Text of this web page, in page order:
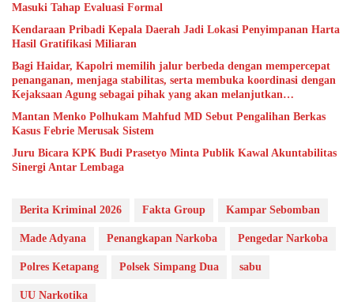
Masuki Tahap Evaluasi Formal
Kendaraan Pribadi Kepala Daerah Jadi Lokasi Penyimpanan Harta
Hasil Gratifikasi Miliaran
Bagi Haidar, Kapolri memilih jalur berbeda dengan mempercepat
penanganan, menjaga stabilitas, serta membuka koordinasi dengan
Kejaksaan Agung sebagai pihak yang akan melanjutkan
untuk mempercepat penyelesaian, mengembangkan alat bukti,
memaksimalkan barang bukti, dan memperkuat sinergi. Kejaksaan
juga menyatakan koordinasi dengan Kortas Tipikor Polri akan
tetap berlangsung. “Artinya, hasil kerja Polri tetap menjadi fondasi
memperlihatkan kepercayaan diri Polri. Kapolri tidak takut
jejak kerja yang dapat diuji. Saksi telah diperiksa, ahli telah
tersangka telah ditetapkan, dan satu tersangka telah
menghapus fakta siapa yang membuka pintu pertama. Apa pun
Mantan Menko Polhukam Mahfud MD Sebut Pengalihan Berkas
Kasus Febrie Merusak Sistem
Juru Bicara KPK Budi Prasetyo Minta Publik Kawal Akuntabilitas
Sinergi Antar Lembaga
Berita Kriminal 2026 Fakta Group Kampar Sebomban
Made Adyana Penangkapan Narkoba Pengedar Narkoba
Polres Ketapang Polsek Simpang Dua sabu
UU Narkotika